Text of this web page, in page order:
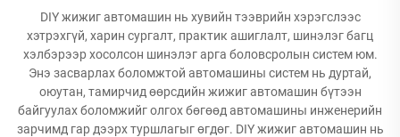
DIY жижиг автомашин нь хувийн тээврийн хэрэгслээс
хэтрэхгүй, харин сургалт, практик ашиглалт, шинэлэг багц
хэлбэрээр хосолсон шинэлэг арга боловсролын систем юм.
Энэ засварлах боломжтой автомашины систем нь дуртай,
оюутан, тамирчид өөрсдийн жижиг автомашин бүтээн
байгуулах боломжийг олгох бөгөөд автомашины инженерийн
зарчимд гар дээрх туршлагыг өгдөг. DIY жижиг автомашин нь